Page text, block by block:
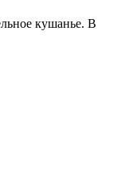
кушанье. В